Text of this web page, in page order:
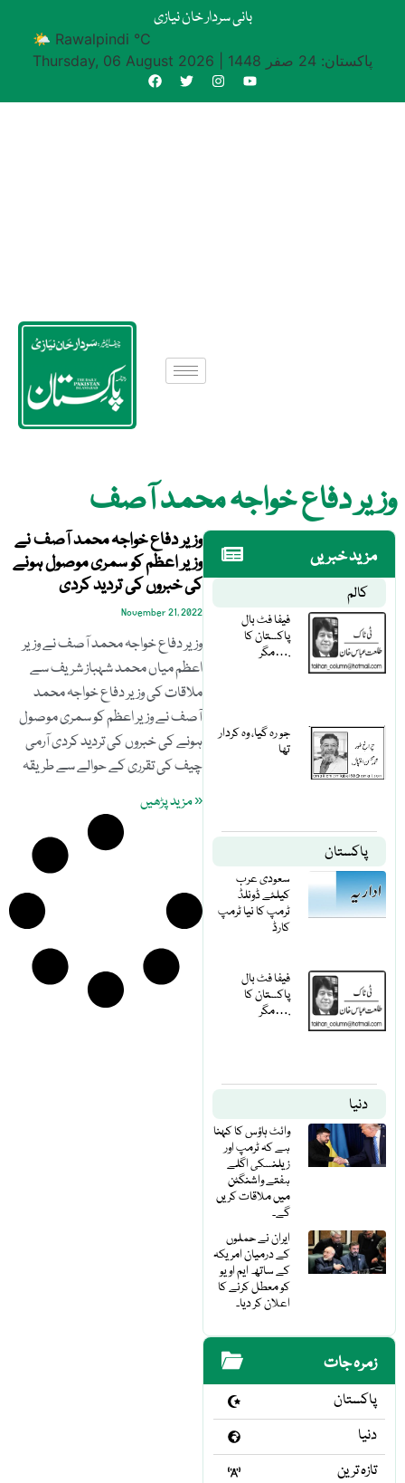
بانی سردار خان نیازی
🌤 Rawalpindi °C
Thursday, 06 August 2026
پاکستان: 24 صفر 1448
وزیر دفاع خواجہ محمد آصف
مزید خبریں
کالم
فیفا فٹ بال
پاکستان کا
مگر….
جو رہ گیا، وہ کردار
تھا
پاکستان
سعودی عرب
کیلئے ڈونلڈ
ٹرمپ کا نیا ٹرمپ
کارڈ
فیفا فٹ بال
پاکستان کا
مگر….
دنیا
وائٹ ہاؤس کا کہنا
ہے کہ ٹرمپ اور
زیلنسکی اگلے
ہفتے واشنگٹن
میں ملاقات کریں
گے۔
ایران نے حملوں
کے درمیان امریکہ
کے ساتھ ایم او یو
کو معطل کرنے کا
اعلان کر دیا۔
زمرہ جات
پاکستان
دنیا
تازہ ترین
وزیر دفاع خواجہ محمد آصف نے
وزیر اعظم کو سمری موصول ہونے
کی خبروں کی تردید کردی
November 21, 2022
وزیر دفاع خواجہ محمد آصف نے وزیر
اعظم میاں محمد شہباز شریف سے
ملاقات کی وزیر دفاع خواجہ محمد
آصف نے وزیر اعظم کو سمری موصول
ہونے کی خبروں کی تردید کردی آرمی
چیف کی تقرری کے حوالے سے طریقہ
« مزید پڑھیں